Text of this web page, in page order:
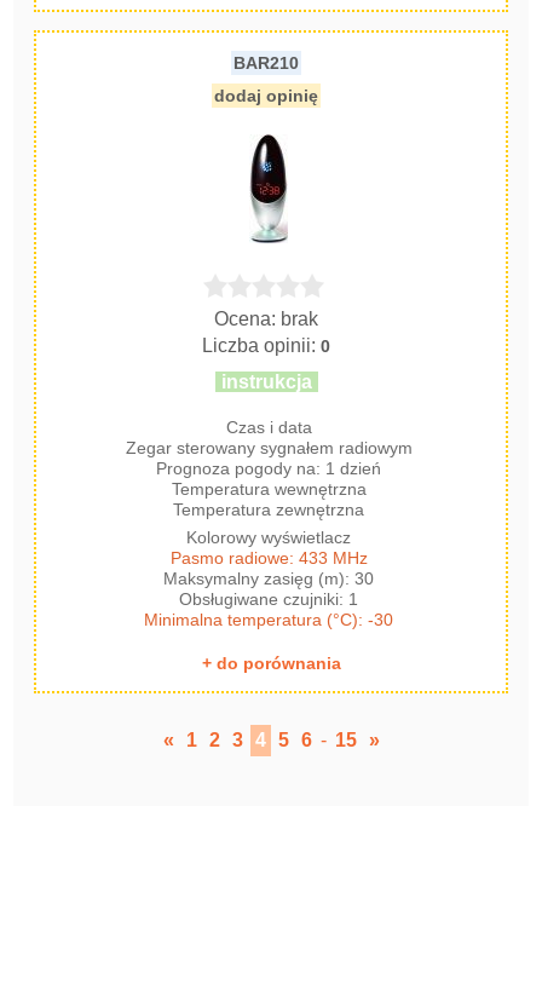
BAR210
dodaj opinię
Ocena: brak
Liczba opinii:0
instrukcja
Czas i data
Zegar sterowany sygnałem radiowym
Prognoza pogody na: 1 dzień
Temperatura wewnętrzna
Temperatura zewnętrzna
Kolorowy wyświetlacz
Pasmo radiowe: 433 MHz
Maksymalny zasięg (m): 30
Obsługiwane czujniki: 1
Minimalna temperatura (°C): -30
+ do porównania
« 1 2 3 4 5 6 - 15 »